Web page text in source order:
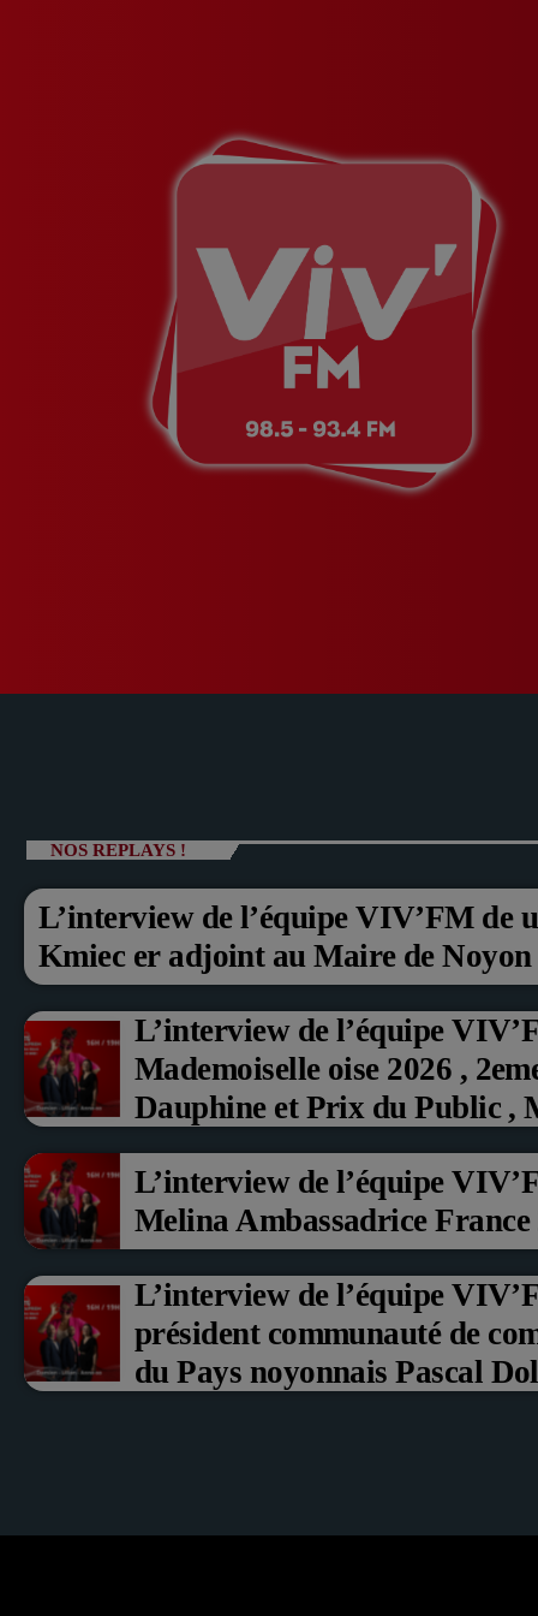
NOS REPLAYS !
L’interview de l’équipe VIV’FM de
Kmiec er adjoint au Maire de Noyon
L’interview de l’équipe
Mademoiselle oise 2026 ,
Dauphine et Prix du Public ,
aux fruits rouge Noyon 2026
L’interview de l’équipe
Melina Ambassadrice France
L’interview de l’équipe
président communauté de
du Pays noyonnais Pascal